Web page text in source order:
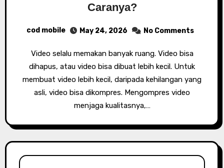
Caranya?
cod mobile May 24, 2026 No Comments
Video selalu memakan banyak ruang. Video bisa
dihapus, atau video bisa dibuat lebih kecil. Untuk
membuat video lebih kecil, daripada kehilangan yang
asli, video bisa dikompres. Mengompres video
menjaga kualitasnya,…